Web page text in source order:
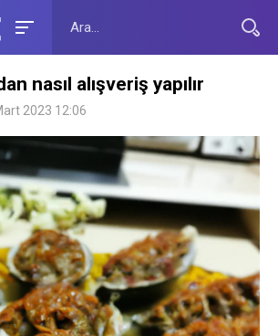
nasıl alışveriş yapılır
2023 12:06